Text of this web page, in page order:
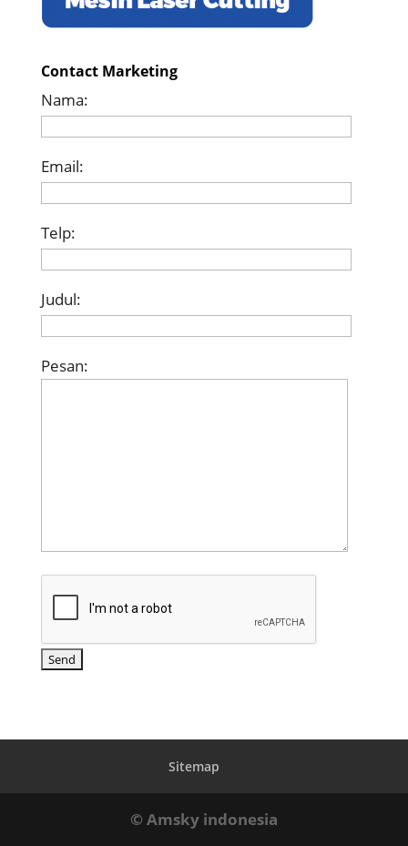
Contact Marketing
Nama:
Email:
Telp:
Judul:
Pesan:
Sitemap
© Amsky indonesia